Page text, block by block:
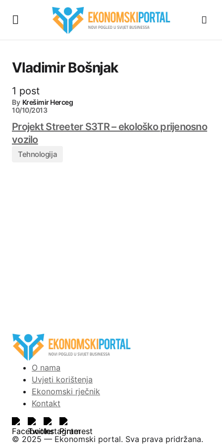
Vladimir Bošnjak
1 post
By Krešimir Herceg
10/10/2013
Projekt Streeter S3TR – ekološko prijenosno
vozilo
Tehnologija
O nama
Uvjeti korištenja
Ekonomski rječnik
Kontakt
©️ 2025 — Ekonomski portal. Sva prava pridržana.